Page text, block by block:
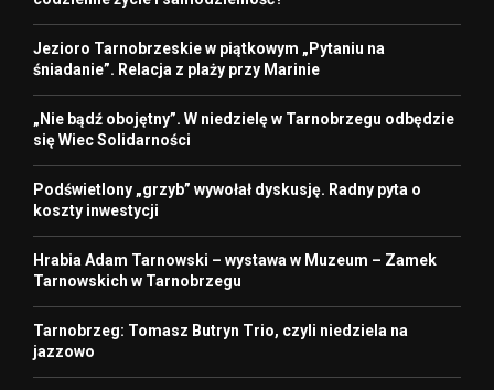
Jezioro Tarnobrzeskie w piątkowym „Pytaniu na
śniadanie”. Relacja z plaży przy Marinie
„Nie bądź obojętny”. W niedzielę w Tarnobrzegu odbędzie
się Wiec Solidarności
Podświetlony „grzyb” wywołał dyskusję. Radny pyta o
koszty inwestycji
Hrabia Adam Tarnowski – wystawa w Muzeum – Zamek
Tarnowskich w Tarnobrzegu
Tarnobrzeg: Tomasz Butryn Trio, czyli niedziela na
jazzowo